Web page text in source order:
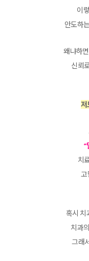
이
안도하
왜냐하
신뢰
저
“
치
고
혹시 치
치과
그래